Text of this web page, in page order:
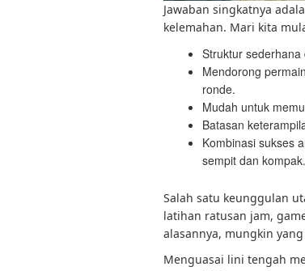
Jawaban singkatnya
kelemahan. Mari kita
Struktur sederhana
Mendorong
ronde.
Mudah untuk
Batasan
Kombinasi sukses
sempit dan kompak.
Salah satu keunggulan
latihan ratusan jam,
alasannya, mungkin
Menguasai lini tengah